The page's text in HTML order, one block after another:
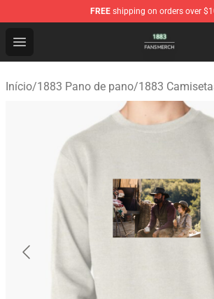
FREE shipping on orders over
Open menu
1883 Shop - Official 1883
Início/1883 Pano de pano/1883